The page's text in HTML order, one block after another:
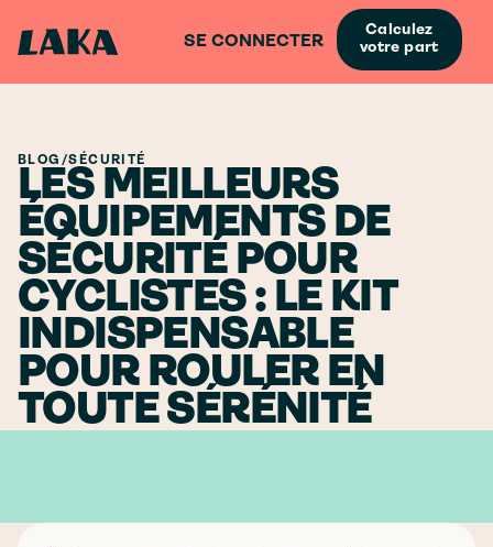
SE CONNECTER
Calculez
votre part
BLOG /SÉCURITÉ
LES MEILLEURS
ÉQUIPEMENTS DE
SÉCURITÉ POUR
CYCLISTES : LE KIT
INDISPENSABLE
POUR ROULER EN
TOUTE SÉRÉNITÉ